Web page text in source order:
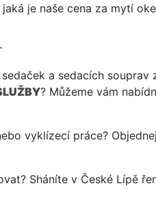
je naše cena za mytí
a sedacích
? Můžeme vám
vyklízecí práce?
Sháníte v České Lípě